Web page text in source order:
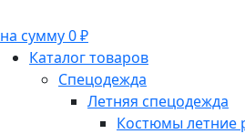
на сумму 0 ₽
Каталог товаров
Спецодежда
Летняя спецодежда
Костюмы летние